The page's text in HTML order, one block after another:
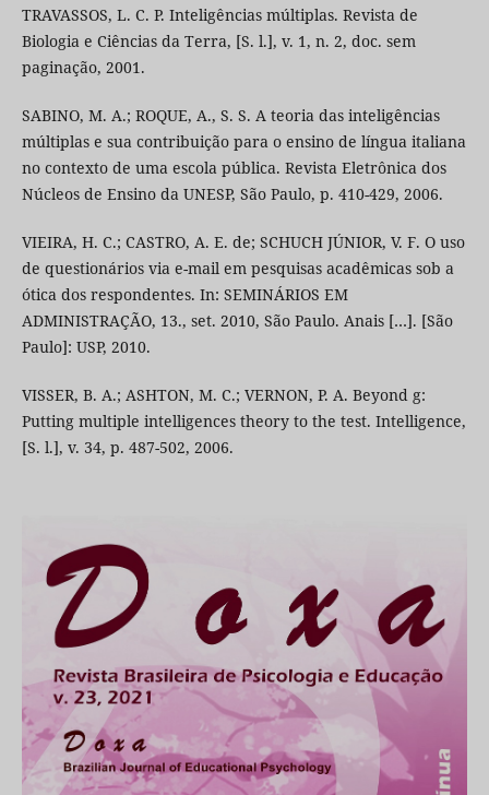
TRAVASSOS, L. C. P. Inteligências múltiplas. Revista de
Biologia e Ciências da Terra, [S. l.], v. 1, n. 2, doc. sem
paginação, 2001.
SABINO, M. A.; ROQUE, A., S. S. A teoria das inteligências
múltiplas e sua contribuição para o ensino de língua italiana
no contexto de uma escola pública. Revista Eletrônica dos
Núcleos de Ensino da UNESP, São Paulo, p. 410-429, 2006.
VIEIRA, H. C.; CASTRO, A. E. de; SCHUCH JÚNIOR, V. F. O uso
de questionários via e-mail em pesquisas acadêmicas sob a
ótica dos respondentes. In: SEMINÁRIOS EM
ADMINISTRAÇÃO, 13., set. 2010, São Paulo. Anais […]. [São
Paulo]: USP, 2010.
VISSER, B. A.; ASHTON, M. C.; VERNON, P. A. Beyond g:
Putting multiple intelligences theory to the test. Intelligence,
[S. l.], v. 34, p. 487-502, 2006.